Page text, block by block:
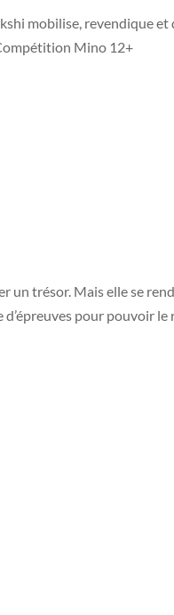
mobilise, revendique et
Compétition Mino 12+
un trésor. Mais elle se
d’épreuves pour pouvoir